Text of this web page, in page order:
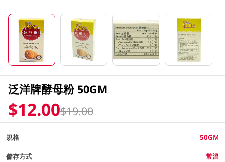
泛洋牌酵母粉 50GM
$12.00$19.00
規格 50GM
儲存方式 常溫